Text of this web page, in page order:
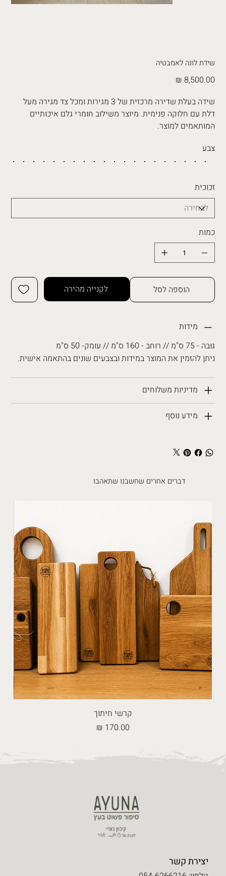
שידת לונה לאמבטיה
מחיר
שידה בעלת שדירה מרכזית של 3 מגירות ומכל צד מגירה מעל
דלת עם חלוקה פנימית. מיוצר משילוב חומרי גלם איכותיים
המותאמים למוצר.
צבע
זכוכית
כמות
הוספה לסל לקנייה מהירה
מידות
גובה - 75 ס"מ // רוחב - 160 ס"מ // עומק- 50 ס"מ
ניתן להזמין את המוצר במידות ובצבעים שונים בהתאמה אישית.
מדיניות משלוחים
מידע נוסף
דברים אחרים שחשבנו שתאהבו
קרשי חיתוך
מחיר
יצירת קשר